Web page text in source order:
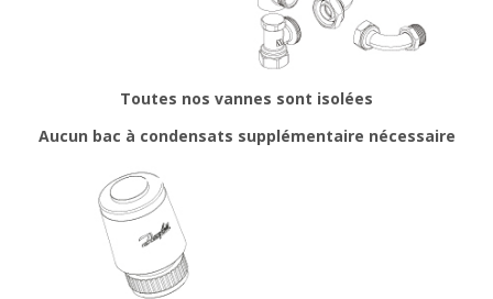
Toutes nos vannes sont isolées
Aucun bac à condensats supplémentaire nécessaire